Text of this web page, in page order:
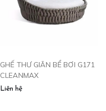
GHẾ THƯ GIÃN BỂ BƠI G171
CLEANMAX
Liên hệ